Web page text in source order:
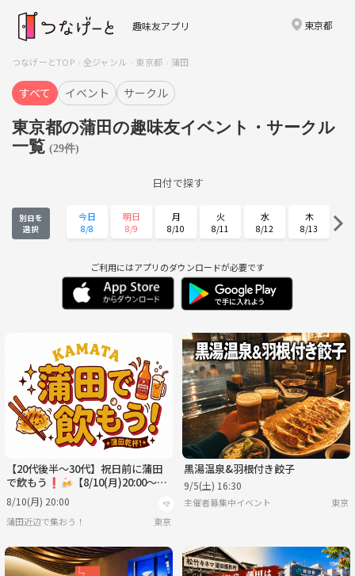
趣味友アプリ 東京都
つなげーとTOP 全ジャンル 東京都 蒲田
すべて イベント サークル
東京都の蒲田の趣味友イベント・サークル
一覧 (29件)
日付で探す
別日を
選択
今日
8/8
明日
8/9
月
8/10
火
8/11
水
8/12
木
8/13
8/14 8/15 8/16 8/17 8/18
木
8/20
金
8/21
日
8/23
月
8/24
8/28 8/29 8/30 8/31
9/1
水
9/2
金
9/4
土
9/5
日
9/6
ご利用にはアプリのダウンロードが必要です
【20代後半〜30代】祝日前に蒲田
で飲もう❗️🍻【8/10(月)20:00〜22:
00】
8/10(月) 20:00
蒲田近辺で集おう！ 東京
黒湯温泉&羽根付き餃子
9/5(土) 16:30
主催者募集中イベント 東京